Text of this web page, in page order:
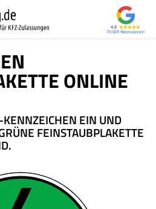
4,8
70.629
ONLINE
EIN UND
FEINSTAUBPLAKETTE